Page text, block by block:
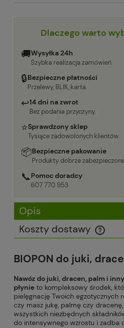
Dlaczego warto
🚚Wysyłka 24h
Szybka realizacja zamówień.
🔒Bezpieczne płatności
Przelewy, BLIK, karta.
↩14 dni na zwrot
Bez podania przyczyny.
⭐Sprawdzony sklep
Tysiące zadowolonych klientów.
📦Bezpieczne pakowanie
Produkty dobrze
📞Pomoc doradcy
607 770 953
Opis
Koszty dostawy
Cena nie zawiera ewentualnych
BIOPON do juki,
Nawóz do juki, dracen, palm i
płynie to kompleksowy środek,
pielęgnację Twoich egzotycznych
czy masz jukę, palmę czy
wszystkich niezbędnych
do intensywnego wzrostu i zadba